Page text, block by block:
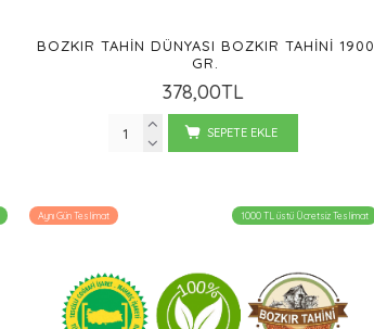
BOZKIR TAHIN DÜNYASI BOZKIR TAHINI 1900
GR.
378,00TL
SEPETE EKLE
Aynı Gün Teslimat 1000 TL üstü Ücretsiz Teslimat